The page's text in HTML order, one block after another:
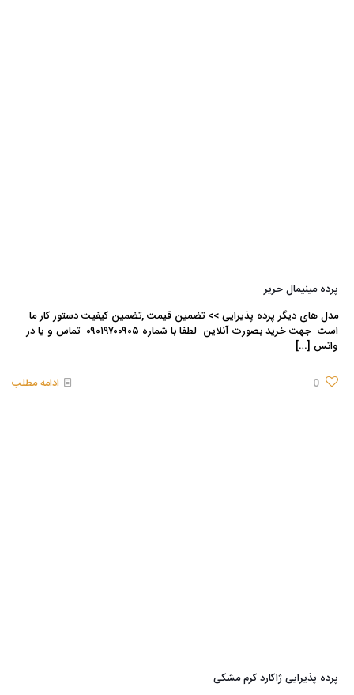
پرده مینیمال حریر
مدل های دیگر پرده پذیرایی >> تضمین قیمت ,تضمین کیفیت دستور کار ما
است جهت خرید بصورت آنلاین لطفا با شماره ۰۹۰۱۹۷۰۰۹۰۵ تماس و یا در
واتس […]
0 ادامه مطلب
پرده پذیرایی ژاکارد کرم مشکی